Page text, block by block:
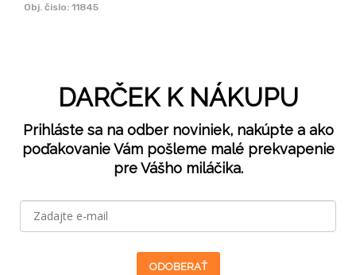
Obj. čislo: 11845
DARČEK K NÁKUPU
Prihláste sa na odber noviniek, nakúpte a ako
poďakovanie Vám pošleme malé prekvapenie
pre Vášho miláčika.
ODOBERAŤ